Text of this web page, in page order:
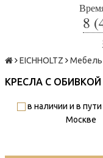
8
EICHHOLTZ Мебель
КРЕСЛА С
в наличии и в
Москве